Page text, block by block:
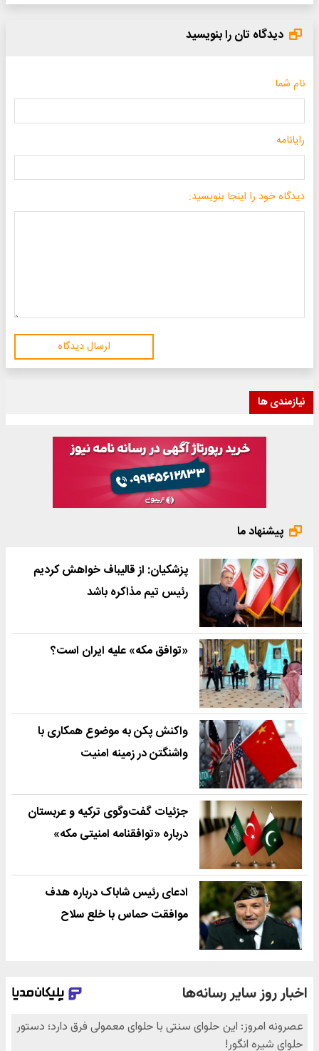
دیدگاه تان را بنویسید
نام شما
رایانامه
دیدگاه خود را اینجا بنویسید:
ارسال دیدگاه
نیازمندی ها
پیشنهاد ما
پزشکیان: از قالیباف خواهش کردیم
رئیس تیم مذاکره باشد
«توافق مکه» علیه ایران است؟
واکنش پکن به موضوع همکاری با
واشنگتن در زمینه امنیت
جزئیات گفت‌وگوی ترکیه و عربستان
درباره «توافقنامه امنیتی مکه»
ادعای رئیس شاباک درباره هدف
موافقت حماس با خلع سلاح